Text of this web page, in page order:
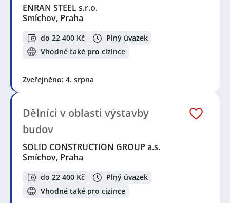
ENRAN STEEL s.r.o.
Smíchov, Praha
do 22 400 Kč
Plný úvazek
Vhodné také pro cizince
Zveřejněno: 4. srpna
Dělníci v oblasti výstavby
budov
SOLID CONSTRUCTION GROUP a.s.
Smíchov, Praha
do 22 400 Kč
Plný úvazek
Vhodné také pro cizince